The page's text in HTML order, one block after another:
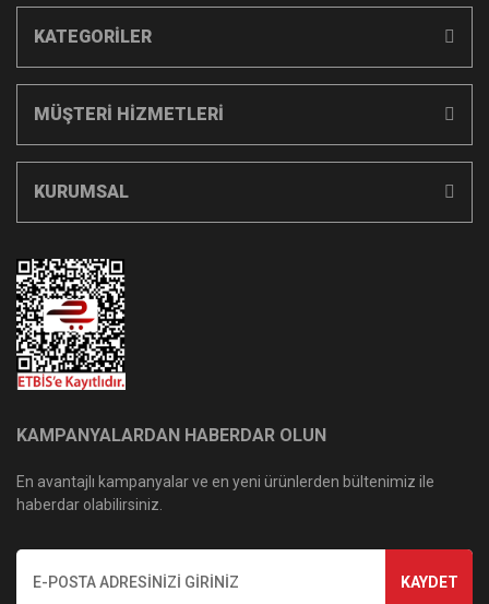
KATEGORİLER
MÜŞTERİ HİZMETLERİ
KURUMSAL
KAMPANYALARDAN HABERDAR OLUN
En avantajlı kampanyalar ve en yeni ürünlerden bültenimiz ile
haberdar olabilirsiniz.
KAYDET